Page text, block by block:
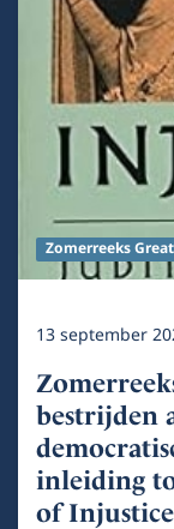
Zomerreeks
13 september
bestrijden
inleiding
of Injustice